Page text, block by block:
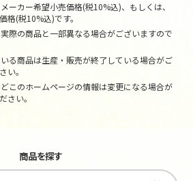
ーカー希望小売価格(税10%込)、もしくは、
格(税10%込)です。
際の商品と一部異なる場合がございますので
る商品は生産・販売が終了している場合がご
い。
このホームページの情報は変更になる場合が
さい。
商品を探す